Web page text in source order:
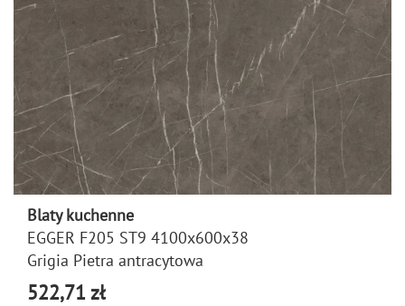
Blaty kuchenne
EGGER F205 ST9 4100x600x38
Grigia Pietra antracytowa
522,71 zł